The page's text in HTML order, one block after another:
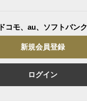
ドコモ、au、ソフトバンク
新規会員登録
ログイン